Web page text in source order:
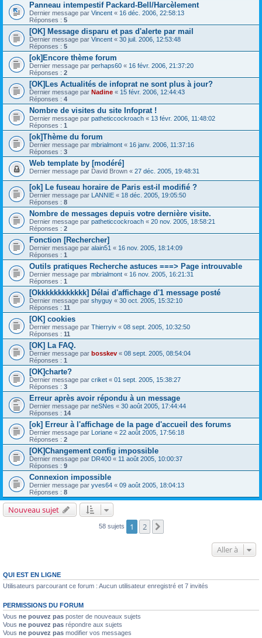
Panneau intempestif Packard-Bell/Harcèlement
Dernier message par Vincent « 16 déc. 2006, 22:58:13
Réponses : 5
[OK] Message disparu et pas d'alerte par mail
Dernier message par Vincent « 30 juil. 2006, 12:53:48
Réponses : 5
[ok]Encore thème forum
Dernier message par perhaps60 « 16 févr. 2006, 21:37:20
Réponses : 2
[OK]Les Actualités de infoprat ne sont plus à jour?
Dernier message par Nadine « 15 févr. 2006, 12:44:43
Réponses : 4
Nombre de visites du site Infoprat !
Dernier message par patheticcockroach « 13 févr. 2006, 11:48:02
Réponses : 1
[ok]Thème du forum
Dernier message par mbrialmont « 16 janv. 2006, 11:37:16
Réponses : 3
Web template by [modéré]
Dernier message par David Brown « 27 déc. 2005, 19:48:31
[ok] Le fuseau horaire de Paris est-il modifié ?
Dernier message par LANNIE « 18 déc. 2005, 19:05:50
Réponses : 8
Nombre de messages depuis votre dernière visite.
Dernier message par patheticcockroach « 20 nov. 2005, 18:58:21
Réponses : 2
Fonction [Rechercher]
Dernier message par alain51 « 16 nov. 2005, 18:14:09
Réponses : 1
Outils pratiques Recherche astuces ===> Page introuvable
Dernier message par mbrialmont « 16 nov. 2005, 16:21:31
Réponses : 1
[Okkkkkkkkkkkk] Délai d'affichage d'1 message posté
Dernier message par shyguy « 30 oct. 2005, 15:32:10
Réponses : 11
[OK] cookies
Dernier message par Thierryiv « 08 sept. 2005, 10:32:50
Réponses : 11
[OK] La FAQ.
Dernier message par bosskev « 08 sept. 2005, 08:54:04
Réponses : 1
[OK]charte?
Dernier message par criket « 01 sept. 2005, 15:38:27
Réponses : 3
Erreur après avoir répondu à un message
Dernier message par neSNes « 30 août 2005, 17:44:44
Réponses : 14
[ok] Erreur à l'affichage de la page d'accueil des forums
Dernier message par Loriane « 22 août 2005, 17:56:18
Réponses : 2
[OK]Changement config impossible
Dernier message par DR400 « 11 août 2005, 10:00:37
Réponses : 9
Connexion impossible
Dernier message par yves64 « 09 août 2005, 18:04:13
Réponses : 8
Nouveau sujet
58 sujets 1 2
Aller à
QUI EST EN LIGNE
Utilisateurs parcourant ce forum : Aucun utilisateur enregistré et 7 invités
PERMISSIONS DU FORUM
Vous ne pouvez pas poster de nouveaux sujets
Vous ne pouvez pas répondre aux sujets
Vous ne pouvez pas modifier vos messages